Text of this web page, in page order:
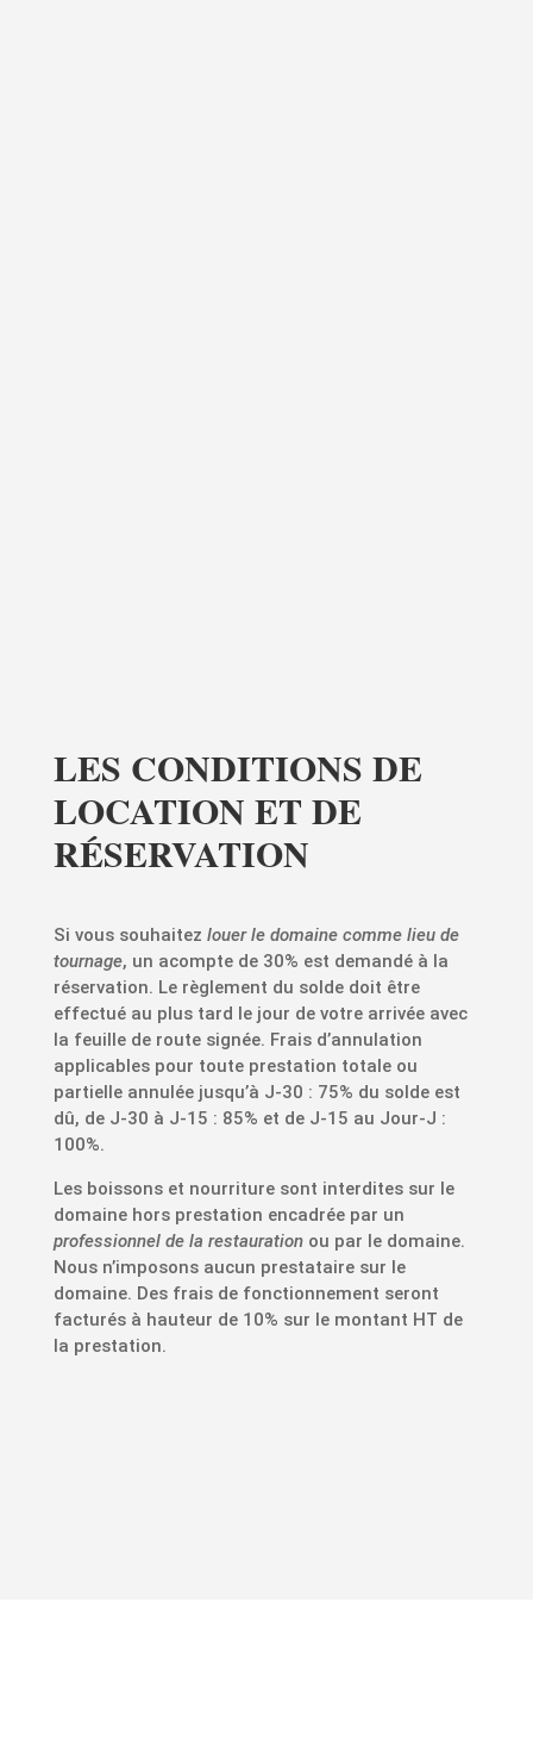
LES CONDITIONS DE
LOCATION ET DE
RÉSERVATION
Si vous souhaitez louer le domaine comme lieu de
tournage, un acompte de 30% est demandé à la
réservation. Le règlement du solde doit être
effectué au plus tard le jour de votre arrivée avec
la feuille de route signée. Frais d’annulation
applicables pour toute prestation totale ou
partielle annulée jusqu’à J-30 : 75% du solde est
dû, de J-30 à J-15 : 85% et de J-15 au Jour-J :
100%.
Les boissons et nourriture sont interdites sur le
domaine hors prestation encadrée par un
professionnel de la restaurationou par le domaine.
Nous n’imposons aucun prestataire sur le
domaine. Des frais de fonctionnement seront
facturés à hauteur de 10% sur le montant HT de
la prestation.